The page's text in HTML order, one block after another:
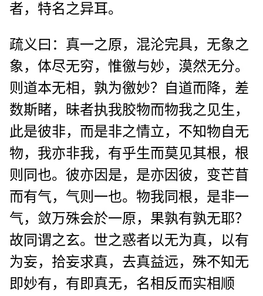
者，特名之异耳。
疏义曰：真一之原，混沦完具，无象之
象，体尽无穷，惟徼与妙，漠然无分。
则道本无相，孰为徼妙？自道而降，差
数斯睹，昧者执我胶物而物我之见生，
此是彼非，而是非之情立，不知物自无
物，我亦非我，有乎生而莫见其根，根
则同也。彼亦因是，是亦因彼，变芒苜
而有气，气则一也。物我同根，是非一
气，敛万殊会於一原，果孰有孰无耶？
故同谓之玄。世之惑者以无为真，以有
为妄，拾妄求真，去真益远，殊不知无
即妙有，有即真无，名相反而实相顺